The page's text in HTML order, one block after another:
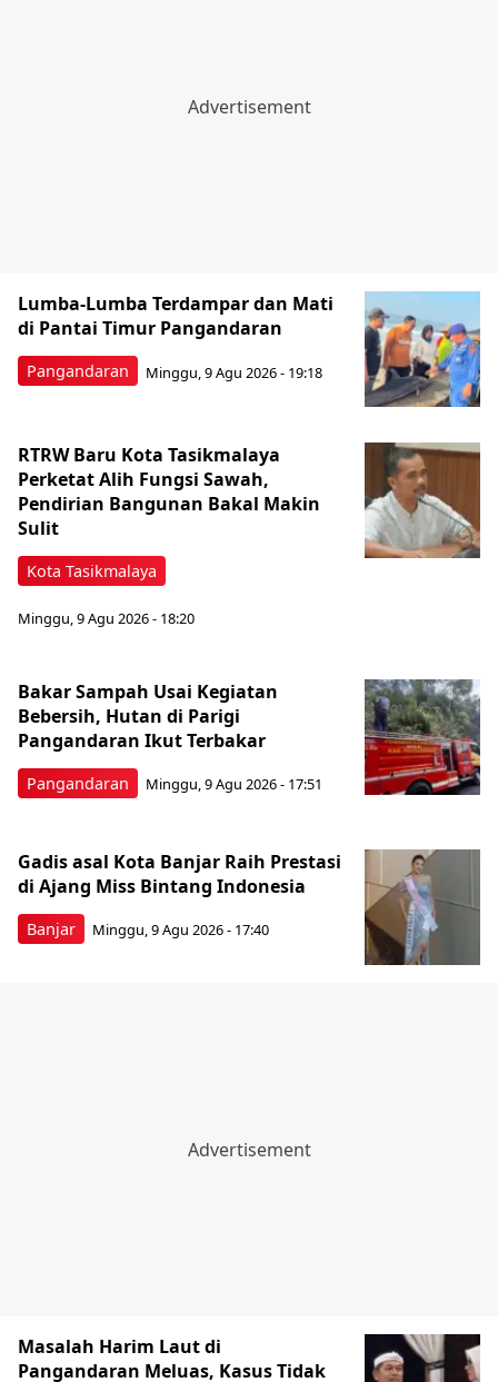
Pangandaran
Lumba-Lumba Terdampar dan Mati
di Pantai Timur Pangandaran
Minggu, 9 Agu 2026 - 19:18
Kota Tasikmalaya
RTRW Baru Kota Tasikmalaya
Perketat Alih Fungsi Sawah,
Pendirian Bangunan Bakal Makin
Sulit
Minggu, 9 Agu 2026 - 18:20
Pangandaran
Bakar Sampah Usai Kegiatan
Bebersih, Hutan di Parigi
Pangandaran Ikut Terbakar
Minggu, 9 Agu 2026 - 17:51
Banjar
Gadis asal Kota Banjar Raih Prestasi
di Ajang Miss Bintang Indonesia
Minggu, 9 Agu 2026 - 17:40
Masalah Harim Laut di
Pangandaran Meluas, Kasus Tidak